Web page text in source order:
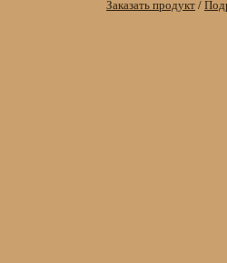
Заказать продукт /